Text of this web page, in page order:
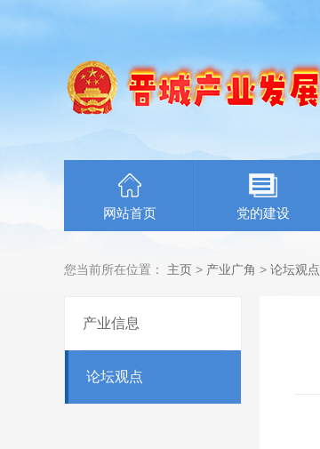
网站首页 党的建设
您当前所在位置： 主页 > 产业广角 > 论坛观点
产业信息
论坛观点